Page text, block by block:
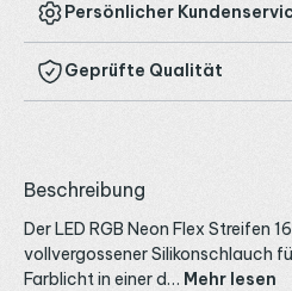
Persönlicher
Geprüfte Qualität
Beschreibung
Der LED RGB Neon Flex Streifen
vollvergossener Silikonschlauch
Farblicht in einer d… Mehr lesen